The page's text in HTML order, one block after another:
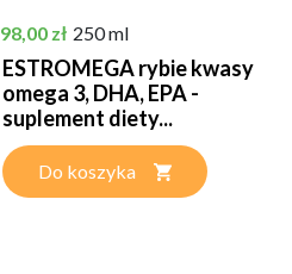
Cena
98,00 zł 250 ml
ESTROMEGA rybie kwasy
omega 3, DHA, EPA -
suplement diety...
Do koszyka